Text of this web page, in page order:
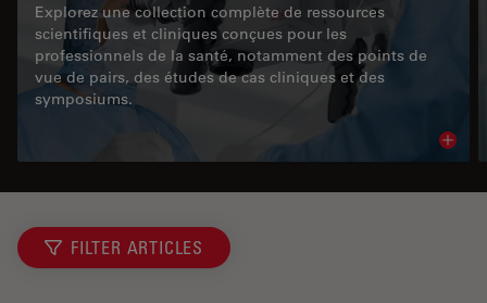
Explorez une collection complète de ressources
scientifiques et cliniques conçues pour les
professionnels de la santé, notamment des points de
vue de pairs, des études de cas cliniques et des
symposiums.
FILTER ARTICLES